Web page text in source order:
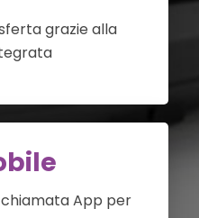
grazie alla
App per